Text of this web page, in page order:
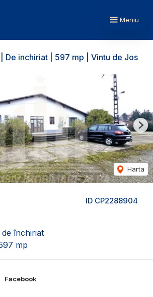
Meniu
De inchiriat | 597 mp | Vintu de Jos
ID CP2288904
închiriat
mp
Harta
Facebook